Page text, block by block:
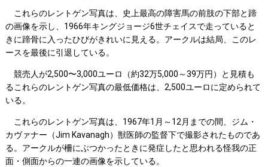
これらのレントゲン写真は、史上最高の障害馬の前肢の下部と蹄
の画像を示し、1966年キングジョージ6世チェイスで走っていると
きに蹄骨に入ったひびがきれいに見える。アークルは結局、このレ
ースを最後に引退している。
競売人が2,500〜3,000ユーロ（約32万5,000～39万円）と見積も
るこれらのレントゲン写真の最低価格は、2,500ユーロに定められて
いる。
これらのレントゲン写真は、1967年1月～12月までの間、ジム・
カヴァナー（Jim Kavanagh）獣医師の監督下で撮影されたものであ
る。アークルが柵にぶつかったときに発症したと思われる怪我の正
面・側面からの一連の画像を示している。